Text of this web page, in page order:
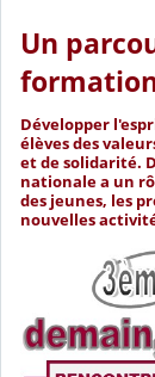
Un
Développer
élèves des
et de solidarité.
nationale a un
des jeunes, les
nouvelles